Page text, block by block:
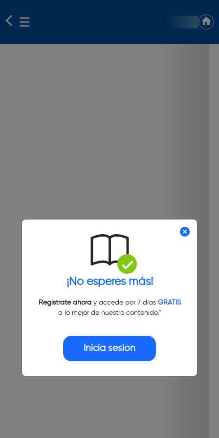
¡No esperes más!
Regístrate ahoray accede por 7 días GRATIS
a lo mejor de nuestro contenido."
Inicia sesión